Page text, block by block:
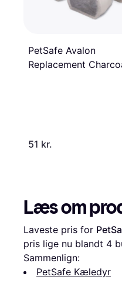
PetSafe Avalon
Replacement
51 kr.
Læs om
Laveste pris for
pris lige nu blandt 4
Sammenlign:
PetSafe Kæledyr